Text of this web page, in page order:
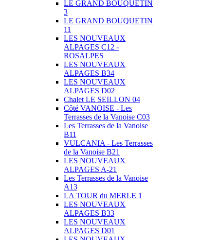
LE GRAND BOUQUETIN
3
LE GRAND BOUQUETIN
11
LES NOUVEAUX
ALPAGES C12 -
ROSALPES
LES NOUVEAUX
ALPAGES B34
LES NOUVEAUX
ALPAGES D02
Chalet LE SEILLON 04
Côté VANOISE - Les
Terrasses de la Vanoise C03
Les Terrasses de la Vanoise
B11
VULCANIA - Les Terrasses
de la Vanoise B21
LES NOUVEAUX
ALPAGES A-21
Les Terrasses de la Vanoise
A13
LA TOUR du MERLE 1
LES NOUVEAUX
ALPAGES B33
LES NOUVEAUX
ALPAGES D01